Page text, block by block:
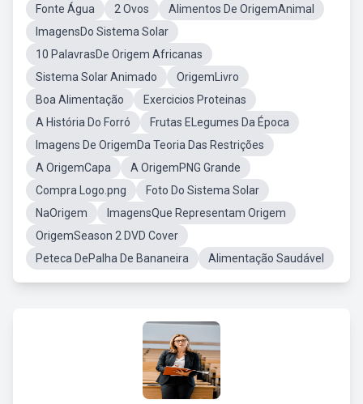
Fonte Água
2 Ovos
Alimentos De OrigemAnimal
ImagensDo Sistema Solar
10 PalavrasDe Origem Africanas
Sistema Solar Animado
OrigemLivro
Boa Alimentação
Exercicios Proteinas
A História Do Forró
Frutas ELegumes Da Época
Imagens De OrigemDa Teoria Das Restrições
A OrigemCapa
A OrigemPNG Grande
Compra Logo.png
Foto Do Sistema Solar
NaOrigem
ImagensQue Representam Origem
OrigemSeason 2 DVD Cover
Peteca DePalha De Bananeira
Alimentação Saudável